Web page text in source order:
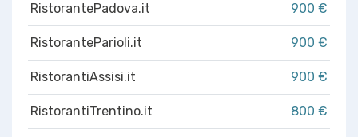
RistorantePadova.it 900 €
RistoranteParioli.it 900 €
RistorantiAssisi.it 900 €
RistorantiTrentino.it 800 €